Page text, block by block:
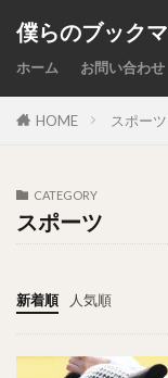
僕らのブック
ホーム お問い合わせ
HOME スポーツ
CATEGORY
スポーツ
新着順 人気順
カテゴリー